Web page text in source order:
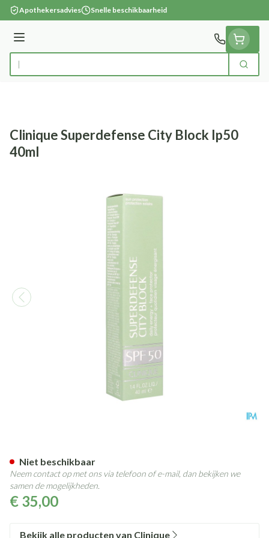
Ga naar de inhoud
Apothekersadvies Snelle beschikbaarheid
Menu
Product, merk, categorie... Zoek
Clinique Superdefense City Block Ip50
40ml
€ 35,00
Niet beschikbaar
Neem contact op met ons via telefoon of e-mail, dan bekijken we
samen de mogelijkheden.
Bekijk alle producten van Clinique